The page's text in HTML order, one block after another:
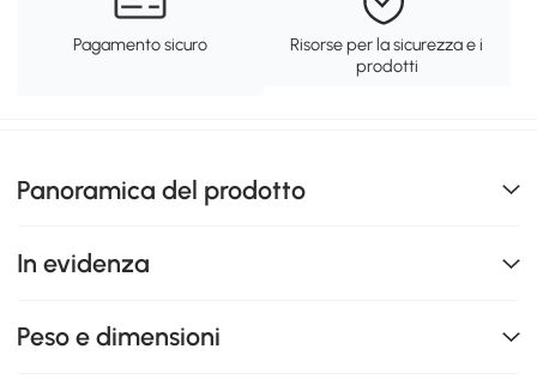
Pagamento sicuro
Risorse per la sicurezza e i
prodotti
Panoramica del prodotto
In evidenza
Peso e dimensioni